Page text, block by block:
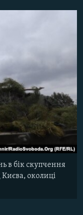
в бік скупчення
Києва, околиці